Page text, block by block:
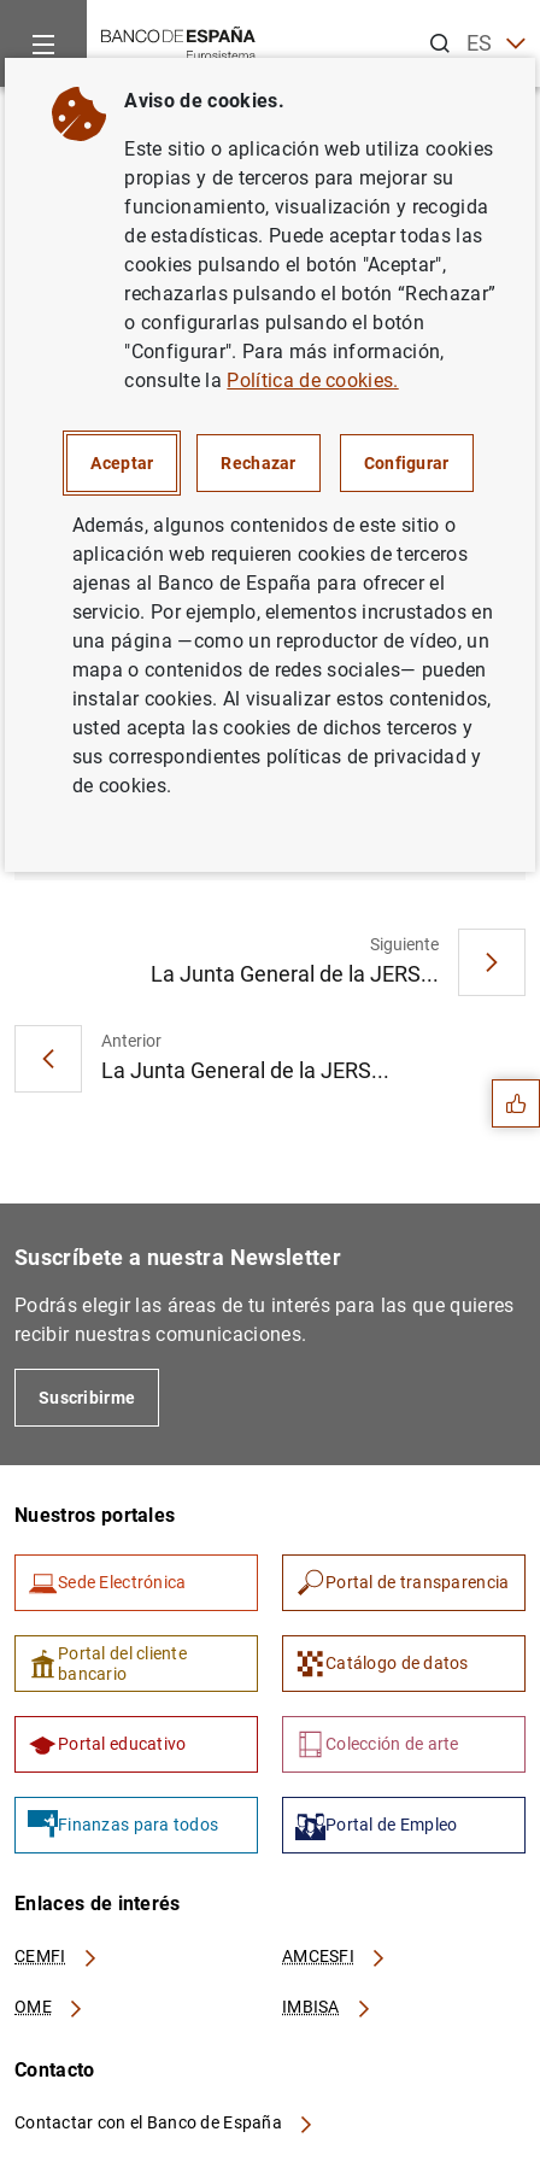
ESEN
Inicio Noticias y eventos
Volver
La Junta General de la JERS
adopta el primer conjunto de
medidas para hacer frente a la
emergencia del coronavirus en
su reunión extraordinaria del 6
de mayo de 2020
SISTEMA MONETARIO Y FINANCIERO
La Junta General de la JERS adopta el
primer conjunto de medidas para hacer
frente a la emergencia del coronavirus en
su reunión extraordinaria del 6 de mayo de
Anterior
La Junta General de la JERS...
Siguiente
La Junta General de la JERS...
Sugerencias
1 2
Suscríbete a nuestra Newsletter
Podrás elegir las áreas de tu interés para las que quieres
recibir nuestras comunicaciones.
Suscribirme
Nuestros portales
Sede Electrónica Portal de transparencia
Portal del cliente
bancario
Catálogo de datos
Portal educativo Colección de arte
Finanzas para todos Portal de Empleo
Enlaces de interés
CEMFI AMCESFI
OME IMBISA
Contacto
Contactar con el Banco de España
Aviso de cookies.
Este sitio o aplicación web utiliza cookies
propias y de terceros para mejorar su
funcionamiento, visualización y recogida
de estadísticas. Puede aceptar todas las
cookies pulsando el botón "Aceptar",
rechazarlas pulsando el botón “Rechazar”
o configurarlas pulsando el botón
"Configurar". Para más información,
consulte la Política de cookies.
Aceptar Rechazar Configurar
Además, algunos contenidos de este sitio o
aplicación web requieren cookies de terceros
ajenas al Banco de España para ofrecer el
servicio. Por ejemplo, elementos incrustados en
una página —como un reproductor de vídeo, un
mapa o contenidos de redes sociales— pueden
instalar cookies. Al visualizar estos contenidos,
usted acepta las cookies de dichos terceros y
sus correspondientes políticas de privacidad y
de cookies.